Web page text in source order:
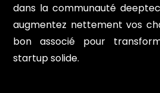
dans la communauté
augmentez nettement vos
bon associé pour
startup solide.